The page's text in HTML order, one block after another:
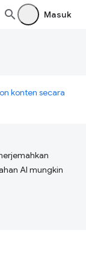
Masuk
konten secara
AI mungkin